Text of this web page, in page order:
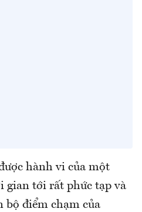
hành vi của một
gian tới rất phức tạp và
điểm chạm của